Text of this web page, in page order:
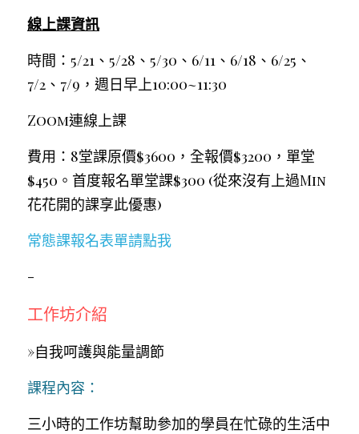
線上課資訊
時間：5/21、5/28、5/30、6/11、6/18、6/25、
7/2、7/9，週日早上10:00~11:30
Zoom連線上課
費用：8堂課原價$3600，全報價$3200，單堂
$450。首度報名單堂課$300 (從來沒有上過Min
花花開的課享此優惠)
常態課報名表單請點我
-
工作坊介紹
»自我呵護與能量調節
課程內容：
三小時的工作坊幫助參加的學員在忙碌的生活中